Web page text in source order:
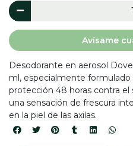
Avísame
Desodorante en aerosol
ml, especialmente
protección 48 horas contra el
una sensación de frescura
en la piel de las axilas.